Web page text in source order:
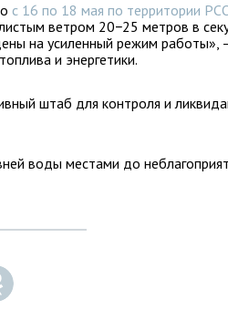
с 16 по 18 мая по территории
ветром 20−25 метров в
на усиленный режим работы»,
и энергетики.
штаб для контроля и
воды местами до